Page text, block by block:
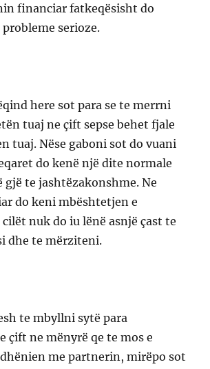
financiar fatkeqësisht do
serioze.
here sot para se te merrni
tuaj ne çift sepse behet fjale
tuaj. Nëse gaboni sot do vuani
do kenë një dite normale
gjë te jashtëzakonshme. Ne
do keni mbështetjen e
nuk do iu lënë asnjë çast te
dhe te mërziteni.
te mbyllni sytë para
çift ne mënyrë qe te mos e
me partnerin, mirëpo sot